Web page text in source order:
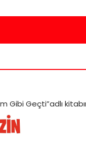
Gibi Geçti”adlı